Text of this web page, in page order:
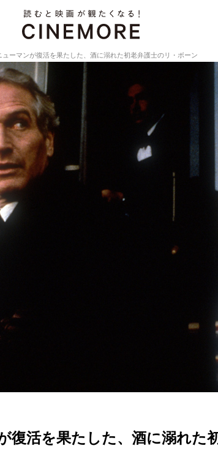
ューマンが復活を果たした、酒に溺れた初老弁護士のリ・ボーン
復活を果たした、酒に溺れた